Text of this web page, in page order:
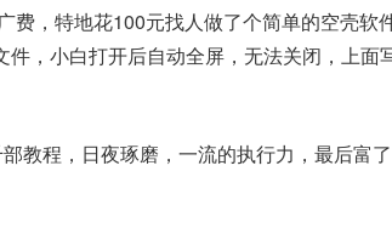
费，特地花100元找人做了个简单的空壳软
，小白打开后自动全屏，无法关闭，上面
教程，日夜琢磨，一流的执行力，最后富